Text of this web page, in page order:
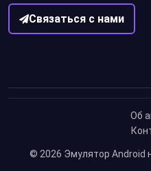
Связаться с нами
Об
© 2026 Эмулятор Android